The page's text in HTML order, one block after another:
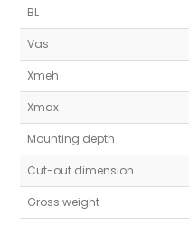
BL
Vas
Xmeh
Xmax
Mounting depth
Cut-out dimension
Gross weight